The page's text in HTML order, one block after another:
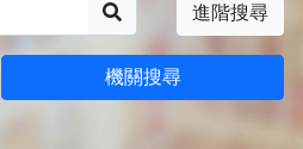
進階搜尋
機關搜尋